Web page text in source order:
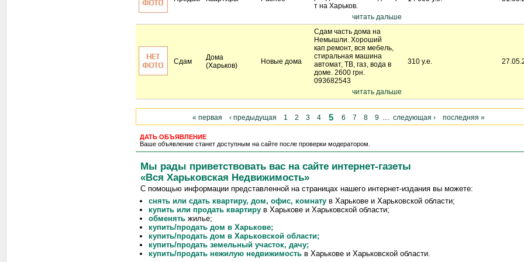
т на Харьков.
читать дальше
Сдам
Дома
(Харьков)
Новые дома
Сдам часть дома на
Немышли. Хороший
кап.ремонт, вся мебель,
стиральная машина
автомат, ТВ, газ, вода в
доме. 2600 грн.
093682543
читать дальше
310 у.е.
« первая ‹ предыдущая 1 2 3 4 5 6 7 8 9 … следующая › последняя »
ДАТЬ ОБЪЯВЛЕНИЕ
Ваше объявление станет доступным на сайте после проверки модератором.
Мы рады приветствовать вас на сайте интернет-газеты
«Вся Харьковская Недвижимость»
С помощью информации представленной на страницах нашего интернет-издания вы можете:
снять или сдать квартиру, дом, офис, комнату в Харькове и Харьковской области;
купить или продать квартиру в Харькове и Харьковской области;
обменять жилье;
купить/продать дом в Харькове;
купить/продать дом в Харьковской области;
купить/продать земельный участок, дачу;
купить/продать нежилую недвижимость в Харькове и Харьковской области.